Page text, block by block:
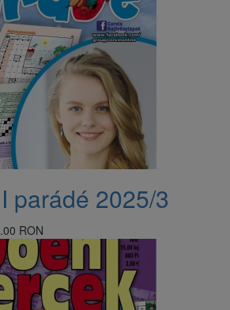
parádé 2025/3
RON